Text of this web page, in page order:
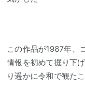
この作品が1987年、
情報を初めて掘り下
り遥かに令和で観た